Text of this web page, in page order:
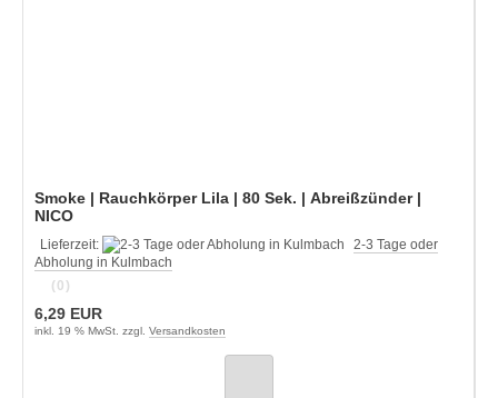
Smoke | Rauchkörper Lila | 80 Sek. | Abreißzünder |
NICO
Lieferzeit:
2-3 Tage oder
Abholung in Kulmbach
(0)
6,29 EUR
inkl. 19 % MwSt. zzgl. Versandkosten